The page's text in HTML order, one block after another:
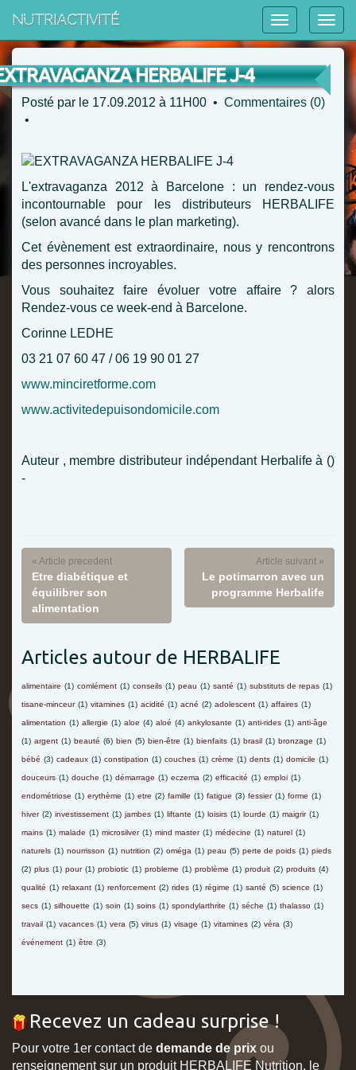
NutriActivité
HERBALIFE J-4
Posté par le 17.09.2012 à 11H00 • Commentaires (0)
•
L'extravaganza 2012 à Barcelone : un rendez-vous
incontournable pour les distributeurs HERBALIFE
(selon avancé dans le plan marketing).
Cet évènement est extraordinaire, nous y rencontrons
des personnes incroyables.
Vous souhaitez faire évoluer votre affaire ? alors
Rendez-vous ce week-end à Barcelone.
Corinne LEDHE
03 21 07 60 47 / 06 19 90 01 27
www.minciretforme.com
www.activitedepuisondomicile.com
Auteur , membre distributeur indépendant Herbalife à ()
-
« Article precedent
Etre diabétique et
équilibrer son
alimentation
Article suivant »
Le potimarron avec un
programme Herbalife
Articles autour de HERBALIFE
alimentaire (1) comlément (1) conseils (1) peau (1) santé (1) substituts de repas (1)
tisane-minceur (1) vitamines (1) acidité (1) acné (2) adolescent (1) affaires (1)
alimentation (1) allergie (1) aloe (4) aloé (4) ankylosante (1) anti-rides (1) anti-âge
(1) argent (1) beauté (6) bien (5) bien-être (1) bienfaits (1) brasil (1) bronzage (1)
bébé (3) cadeaux (1) constipation (1) couches (1) crème (1) dents (1) domicile (1)
douceurs (1) douche (1) démarrage (1) eczema (2) efficacité (1) emploi (1)
endométriose (1) erythème (1) etre (2) famille (1) fatigue (3) fessier (1) forme (1)
hiver (2) investissement (1) jambes (1) liftante (1) loisirs (1) lourde (1) maigrir (1)
mains (1) malade (1) microsilver (1) mind master (1) médecine (1) naturel (1)
naturels (1) nourrisson (1) nutrition (2) oméga (1) peau (5) perte de poids (1) pieds
(2) plus (1) pour (1) probiotic (1) probleme (1) problème (1) produit (2) produits (4)
qualité (1) relaxant (1) renforcement (2) rides (1) régime (1) santé (5) science (1)
secs (1) silhouette (1) soin (1) soins (1) spondylarthrite (1) séche (1) thalasso (1)
travail (1) vacances (1) vera (5) virus (1) visage (1) vitamines (2) véra (3)
événement (1) être (3)
Recevez un cadeau surprise !
Pour votre 1er contact de demande de prix ou
renseignement sur un produit HERBALIFE Nutrition, le